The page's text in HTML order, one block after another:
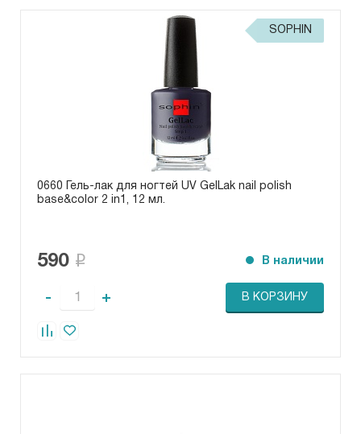
SOPHIN
0660 Гель-лак для ногтей UV GelLak nail polish
base&color 2 in1, 12 мл.
590 В наличии
- + В КОРЗИНУ